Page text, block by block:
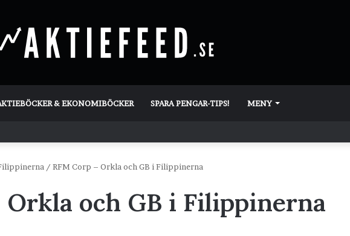
& EKONOMIBÖCKER SPARA PENGAR-TIPS! MENY
/ RFM Corp – Orkla och GB i Filippinerna
Orkla och GB i Filippinerna